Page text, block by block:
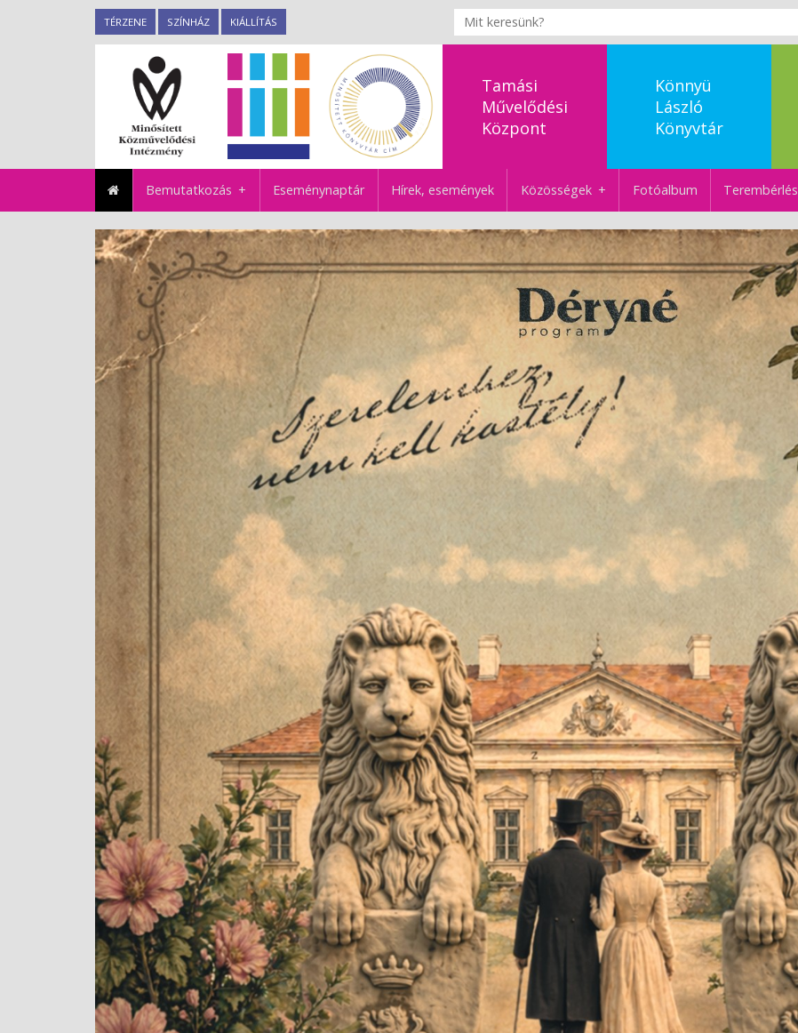
TÉRZENE SZÍNHÁZ KIÁLLÍTÁS
Tamási
Művelődési
Központ
Könnyü
László
Könyvtár
Bemutatkozás Eseménynaptár Hírek, események Közösségek Fotóalbum Terembérlés